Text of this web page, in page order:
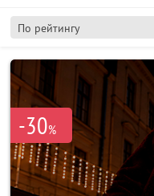
По рейтингу
-30%